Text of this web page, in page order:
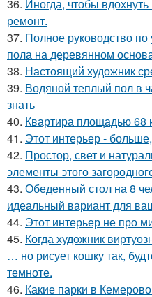
36. Иногда, чтобы
ремонт.
37. Полное руководство по
пола на деревянном
38. Настоящий художник
39. Водяной теплый пол в
знать
40. Квартира площадью 68
41. Этот интерьер -
42. Простор, свет и
элементы этого
43. Обеденный стол на 8
идеальный вариант для
44. Этот интерьер не про
45. Когда художник
… но рисует кошку так,
темноте.
46. Какие парки в